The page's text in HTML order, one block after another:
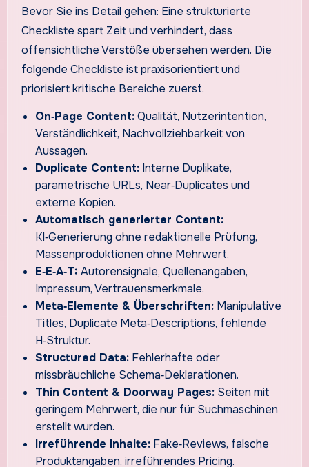
Bevor Sie ins Detail gehen: Eine strukturierte
Checkliste spart Zeit und verhindert, dass
offensichtliche Verstöße übersehen werden. Die
folgende Checkliste ist praxisorientiert und
priorisiert kritische Bereiche zuerst.
On‑Page Content:Qualität, Nutzerintention,
Verständlichkeit, Nachvollziehbarkeit von
Aussagen.
Duplicate Content:Interne Duplikate,
parametrische URLs, Near‑Duplicates und
externe Kopien.
Automatisch generierter Content:
KI‑Generierung ohne redaktionelle Prüfung,
Massenproduktionen ohne Mehrwert.
E‑E‑A‑T: Autorensignale, Quellenangaben,
Impressum, Vertrauensmerkmale.
Meta‑Elemente & Überschriften:Manipulative
Titles, Duplicate Meta‑Descriptions, fehlende
H‑Struktur.
Structured Data:Fehlerhafte oder
missbräuchliche Schema‑Deklarationen.
Thin Content & Doorway Pages:Seiten mit
geringem Mehrwert, die nur für Suchmaschinen
erstellt wurden.
Irreführende Inhalte:Fake‑Reviews, falsche
Produktangaben, irreführendes Pricing.